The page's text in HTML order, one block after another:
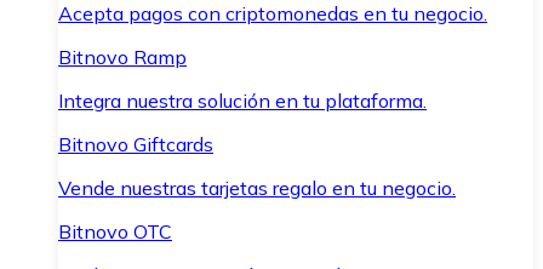
Acepta pagos con criptomonedas en tu negocio.
Bitnovo Ramp
Integra nuestra solución en tu plataforma.
Bitnovo Giftcards
Vende nuestras tarjetas regalo en tu negocio.
Bitnovo OTC